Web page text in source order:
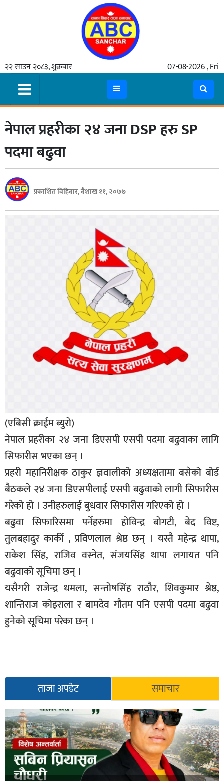
२२ साउन २०८३, शुक्रबार 07-08-2026 , Fri
समाचार
मुख्य
समाचार
कुटनीती
अर्थ
रसरङ्ग
यौन/
स्वास्थ्य
दुनिया
जीवनशैली
साहित्य
सूचना-
प्रवधि
नेपाल प्रहरीका २४ जना DSP हरु SP
पदमा बढुवा
प्रकाशित बिहिबार, बैशाख ११, २०७७
(एबिसी क्राईम ब्युरो)
नेपाल प्रहरीका २४ जना डिएसपी एसपी पदमा बढुवाका लागि
सिफारीस भएका छन् ।
प्रहरी महानिरीक्षक ठाकुर ज्ञवालीको अध्यक्षतामा बसेको बोर्ड
बैठकले २४ जना डिएसपीलाई एसपी बढुवाको लागी सिफारीस
गरेको हो । उनीहरुलाई बुधवार सिफारीस गरिएको हो ।
बढुवा सिफारिसमा पर्नेहरुमा होविन्द्र बोगटी, बेद विष्ट,
तुलबहादुर कार्की , प्रविणलाल श्रेष्ठ छन् । यस्तै महेन्द्र थापा,
राकेश सिंह, राजिव वस्नेत, संजयसिंह थापा लगायत पनि
बढुवाको सूचिमा छन् ।
यसैगरी राजेन्द्र धमला, सन्तोषसिंह राठौर, शिवकुमार श्रेष्ठ,
शान्तिराज कोइराला र बामदेव गौतम पनि एसपी पदमा बढुवा
हुनेको सूचिमा परेका छन् ।
ताजा अपडेट समाचार